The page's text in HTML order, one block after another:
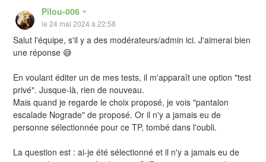
Pilou-006
le 24 mai 2024 à 22:58
Salut l'équipe, s'il y a des modérateurs/admin ici. J'aimerai bien
une réponse 😅
En voulant éditer un de mes tests, il m'apparaît une option "test
privé". Jusque-là, rien de nouveau.
Mais quand je regarde le choix proposé, je vois "pantalon
escalade Nograde" de proposé. Or il n'y a jamais eu de
personne sélectionnée pour ce TP, tombé dans l'oubli.
La question est : ai-je été sélectionné et il n'y a jamais eu de